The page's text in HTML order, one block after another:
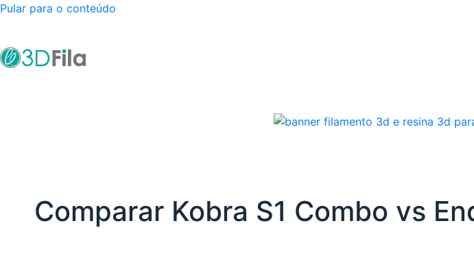
Pular para o conteúdo
Comparar Kobra S1 Combo vs